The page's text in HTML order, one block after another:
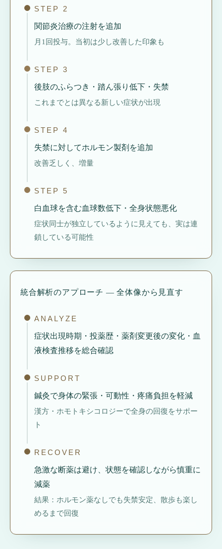
STEP 2
関節炎治療の注射を追加
月1回投与。当初は少し改善した印象も
STEP 3
後肢のふらつき・踏ん張り低下・失禁
これまでとは異なる新しい症状が出現
STEP 4
失禁に対してホルモン製剤を追加
改善乏しく、増量
STEP 5
白血球を含む血球数低下・全身状態悪化
症状同士が独立しているように見えても、実は連
鎖している可能性
統合解析のアプローチ — 全体像から見直す
ANALYZE
症状出現時期・投薬歴・薬剤変更後の変化・血
液検査推移を総合確認
SUPPORT
鍼灸で身体の緊張・可動性・疼痛負担を軽減
漢方・ホモトキシコロジーで全身の回復をサポー
ト
RECOVER
急激な断薬は避け、状態を確認しながら慎重に
減薬
結果：ホルモン薬なしでも失禁安定、散歩も楽し
めるまで回復